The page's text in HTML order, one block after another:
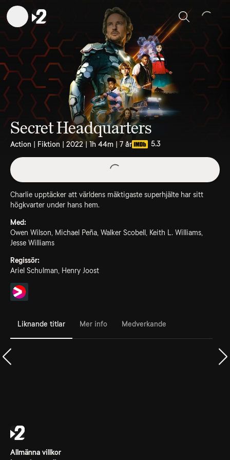
Sök
Secret Headquarters
Action | Fiktion | 2022 | 1h 44m | 7 år 5.3
Charlie upptäcker att världens mäktigaste superhjälte har sitt
högkvarter under hans hem.
Med:
Owen Wilson, Michael Peña, Walker Scobell, Keith L. Williams,
Jesse Williams
Regissör:
Ariel Schulman, Henry Joost
Liknande titlar Mer info Medverkande
Allmänna villkor